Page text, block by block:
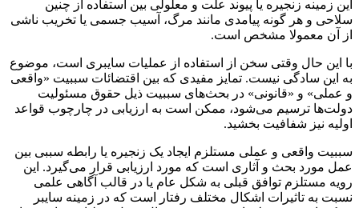
این زمینه زنجیره یا پیوند علت و معلولی بین استفاده از چنین
سلاحی و هر گونه پیامدی مانند مرگ، آسیب جسمی یا تخریب ناشی
از آن معمولا مشخص است.
با این حال وقتی سخن از استفاده از عملیات سایبری است، موضوع
به این سادگی نیست. تمایز مفیدی که بین اقتضائات سببیت «واقعی
و عملی» و «قانونی» در بحث‌های سببیت ذیل حقوق مسئولیت
دولت‌ها ترسیم می‌شود، ممکن است به ارزیابی در چارچوب قواعد
اولیه نیز شفافیت بخشید.
سببیت واقعی و عملی مستلزم ایجاد یک زنجیره یا رابطه سببی بین
عمل مورد بحث و آثاری است که مورد ارزیابی قرار می‌گیرد. این
رویه مستلزم توافق قبلی به شکل عام یا در قالب آگاهی علمی
نسبت به تاثیرات اشکال مختلف رفتار است که در زمینه سایبر